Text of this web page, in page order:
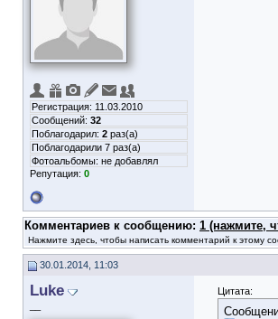
Регистрация: 11.03.2010
Сообщений: 32
Поблагодарил: 2 раз(а)
Поблагодарили 7 раз(а)
Фотоальбомы: не добавлял
Репутация: 0
Комментариев к сообщению: 1 (нажмите,
Нажмите здесь, чтобы написать комментарий к этому
30.01.2014, 11:03
Luke Цитата: